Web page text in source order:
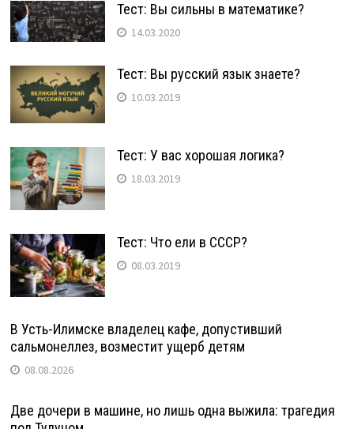
Тест: Вы сильны в математике?
14.03.2020
Тест: Вы русский язык знаете?
10.03.2019
Тест: У вас хорошая логика?
18.03.2019
Тест: Что ели в СССР?
08.03.2019
В Усть-Илимске владелец кафе, допустивший
сальмонеллез, возместит ущерб детям
08.08.2026
Две дочери в машине, но лишь одна выжила: трагедия